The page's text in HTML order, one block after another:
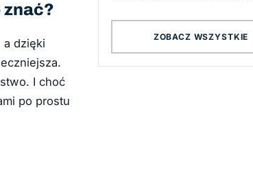
a dzięki
I choć
po prostu
ZOBACZ WSZYSTKIE